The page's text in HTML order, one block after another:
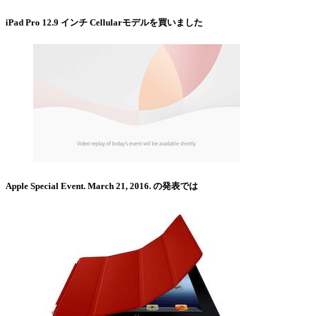
iPad Pro 12.9 インチ Cellularモデルを買いました
Apple Special Event. March 21, 2016. の発表では